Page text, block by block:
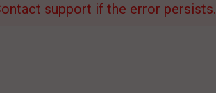
support if the error persists.